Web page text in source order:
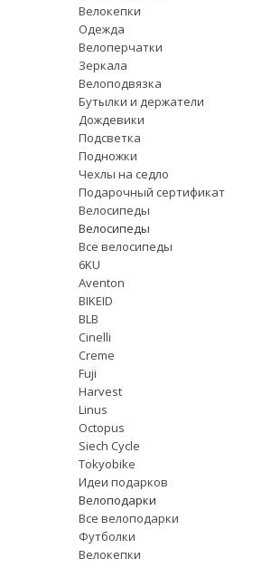
Велокепки
Одежда
Велоперчатки
Зеркала
Велоподвязка
Бутылки и держатели
Дождевики
Подсветка
Подножки
Чехлы на седло
Подарочный сертификат
Велосипеды
Велосипеды
Все велосипеды
6KU
Aventon
BIKEID
BLB
Cinelli
Creme
Fuji
Harvest
Linus
Octopus
Siech Cycle
Tokyobike
Идеи подарков
Велоподарки
Все велоподарки
Футболки
Велокепки